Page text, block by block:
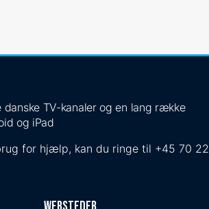
TV-kanaler og en lang række
og iPad
for hjælp, kan du ringe til +45 70 22